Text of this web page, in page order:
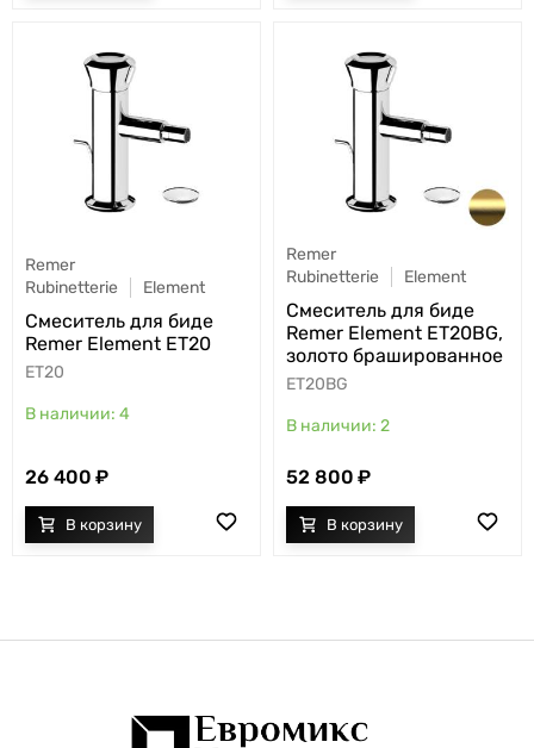
Remer
Rubinetterie
Element
Смеситель для биде
Remer Element ET20
ET20
4
26 400
Remer
Rubinetterie
Element
Смеситель для биде
Remer Element ET20BG,
золото брашированное
ET20BG
2
52 800